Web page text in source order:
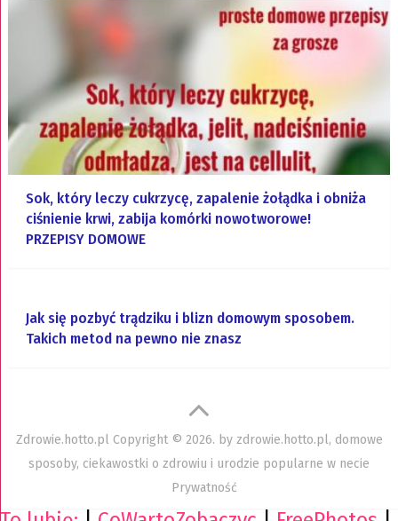
Sok, który leczy cukrzycę, zapalenie żołądka i obniża
ciśnienie krwi, zabija komórki nowotworowe!
PRZEPISY DOMOWE
Jak się pozbyć trądziku i blizn domowym sposobem.
Takich metod na pewno nie znasz
Zdrowie.hotto.pl Copyright © 2026. by zdrowie.hotto.pl, domowe
sposoby, ciekawostki o zdrowiu i urodzie popularne w necie
Prywatność